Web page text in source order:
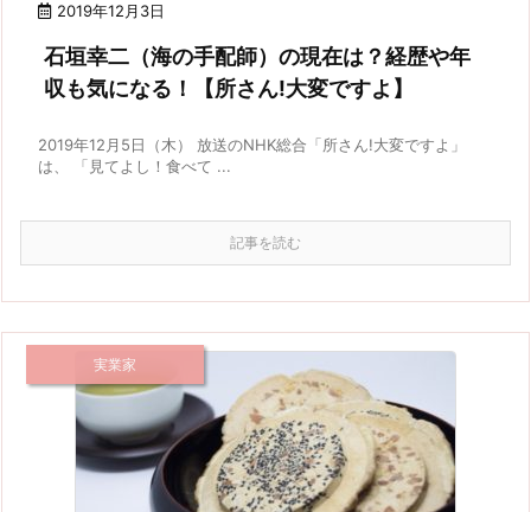
2019年12月3日
石垣幸二（海の手配師）の現在は？経歴や年
収も気になる！【所さん!大変ですよ】
2019年12月5日（木） 放送のNHK総合「所さん!大変ですよ」
は、 「見てよし！食べて ...
記事を読む
実業家